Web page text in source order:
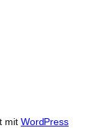
mit WordPress